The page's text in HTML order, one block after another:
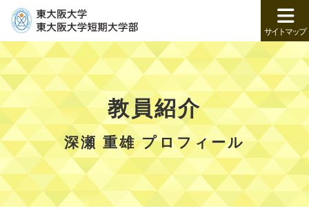
サイトマップ
教員紹介
深瀬 重雄 プロフィール